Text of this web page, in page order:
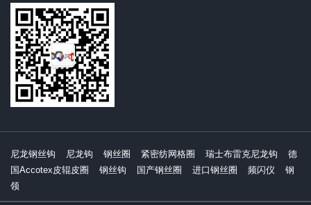
尼龙钢丝钩 尼龙钩 钢丝圈 紧密纺网格圈 瑞士布雷克尼龙钩
德
国Accotex皮辊皮圈
钢丝钩 国产钢丝圈 进口钢丝圈 频闪仪
钢
领